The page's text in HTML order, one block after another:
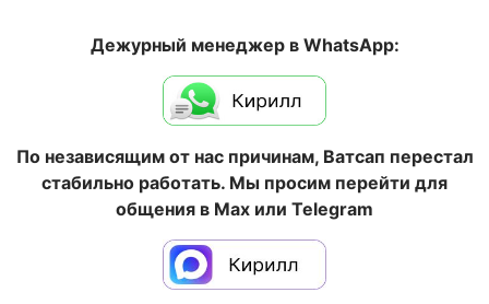
Дежурный менеджер в WhatsApp:
По независящим от нас причинам, Ватсап перестал
стабильно работать. Мы просим перейти для
общения в Max или Telegram